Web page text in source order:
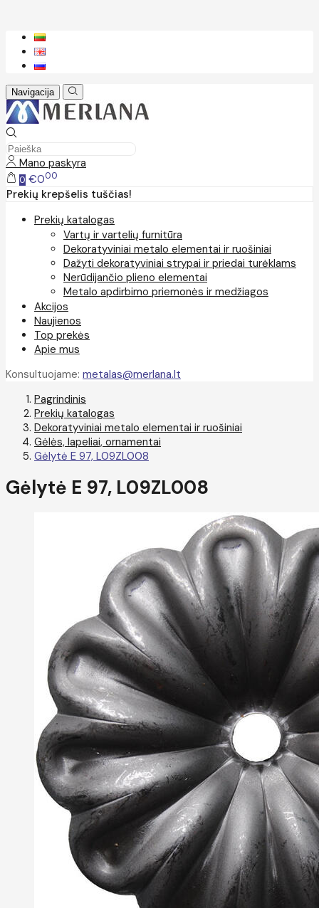
Navigacija
Mano paskyra
0 €000
Prekių krepšelis tuščias!
Prekių katalogas
Vartų ir vartelių furnitūra
Dekoratyviniai metalo elementai ir ruošiniai
Dažyti dekoratyviniai strypai ir priedai turėklams
Nerūdijančio plieno elementai
Metalo apdirbimo priemonės ir medžiagos
Akcijos
Naujienos
Top prekės
Apie mus
Konsultuojame: metalas@merlana.lt
Pagrindinis
Prekių katalogas
Dekoratyviniai metalo elementai ir ruošiniai
Gėlės, lapeliai, ornamentai
Gėlytė E 97, L09ZL008
Gėlytė E 97, L09ZL008